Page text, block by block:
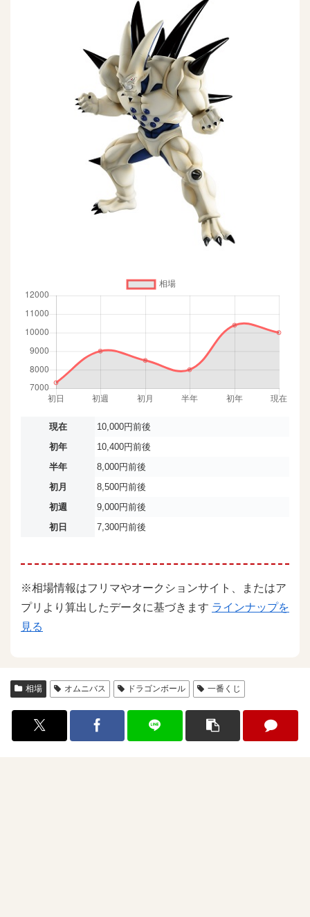
現在
10,000円前後
初年
10,400円前後
半年
8,000円前後
初月
8,500円前後
初週
9,000円前後
初日
7,300円前後
※相場情報はフリマやオークションサイト、またはア
プリより算出したデータに基づきます ラインナップを
見る
相場 オムニバス ドラゴンボール 一番くじ